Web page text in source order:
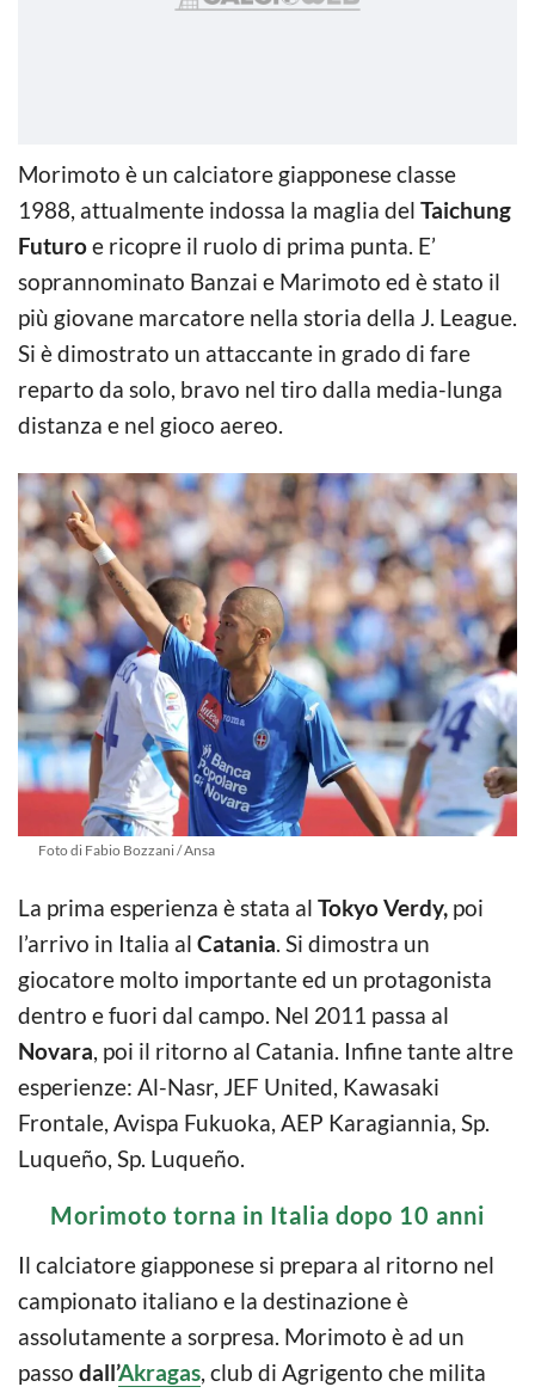
Morimoto è un calciatore giapponese classe
1988, attualmente indossa la maglia del Taichung
Futuroe ricopre il ruolo di prima punta. E’
soprannominato Banzai e Marimoto ed è stato il
più giovane marcatore nella storia della J. League.
Si è dimostrato un attaccante in grado di fare
reparto da solo, bravo nel tiro dalla media-lunga
distanza e nel gioco aereo.
Foto di Fabio Bozzani / Ansa
La prima esperienza è stata al Tokyo Verdy, poi
l’arrivo in Italia al Catania. Si dimostra un
giocatore molto importante ed un protagonista
dentro e fuori dal campo. Nel 2011 passa al
Novara, poi il ritorno al Catania. Infine tante altre
esperienze: Al-Nasr, JEF United, Kawasaki
Frontale, Avispa Fukuoka, AEP Karagiannia, Sp.
Luqueño, Sp. Luqueño.
Morimoto torna in Italia dopo 10 anni
Il calciatore giapponese si prepara al ritorno nel
campionato italiano e la destinazione è
assolutamente a sorpresa. Morimoto è ad un
passo dall’Akragas, club di Agrigento che milita